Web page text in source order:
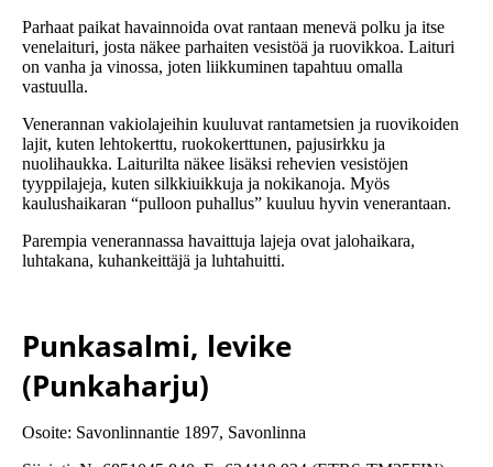
Parhaat paikat havainnoida ovat rantaan menevä polku ja itse
venelaituri, josta näkee parhaiten vesistöä ja ruovikkoa. Laituri
on vanha ja vinossa, joten liikkuminen tapahtuu omalla
vastuulla.
Venerannan vakiolajeihin kuuluvat rantametsien ja ruovikoiden
lajit, kuten lehtokerttu, ruokokerttunen, pajusirkku ja
nuolihaukka. Laiturilta näkee lisäksi rehevien vesistöjen
tyyppilajeja, kuten silkkiuikkuja ja nokikanoja. Myös
kaulushaikaran “pulloon puhallus” kuuluu hyvin venerantaan.
Parempia venerannassa havaittuja lajeja ovat jalohaikara,
luhtakana, kuhankeittäjä ja luhtahuitti.
Punkasalmi, levike
(Punkaharju)
Osoite: Savonlinnantie 1897, Savonlinna